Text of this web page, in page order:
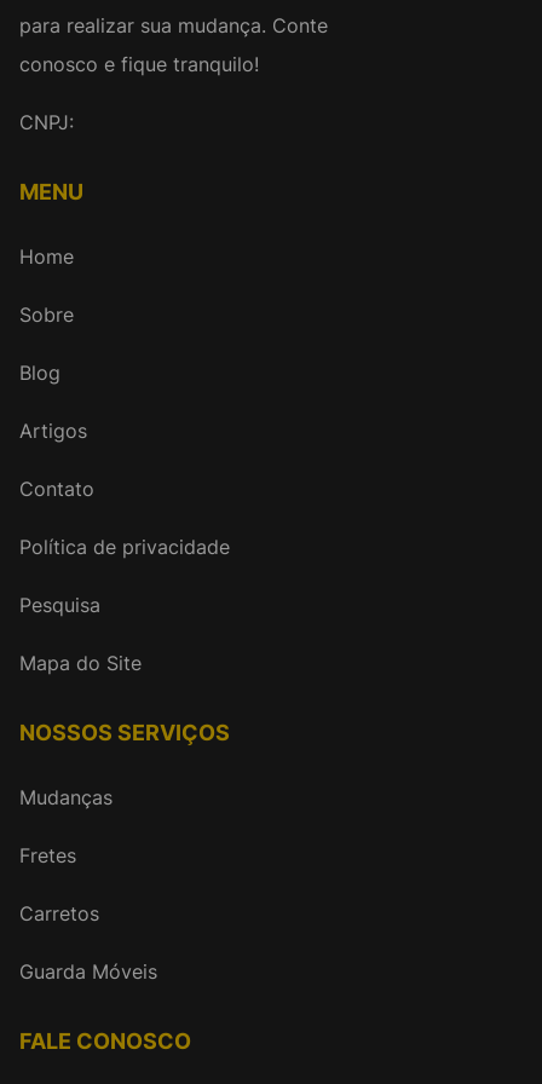
para realizar sua mudança. Conte
conosco e fique tranquilo!
CNPJ:
MENU
Home
Sobre
Blog
Artigos
Contato
Política de privacidade
Pesquisa
Mapa do Site
NOSSOS SERVIÇOS
Mudanças
Fretes
Carretos
Guarda Móveis
FALE CONOSCO